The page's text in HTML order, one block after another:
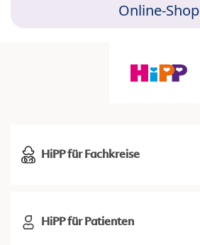
Online-Shop
HiPP für Fachkreise
HiPP für Patienten